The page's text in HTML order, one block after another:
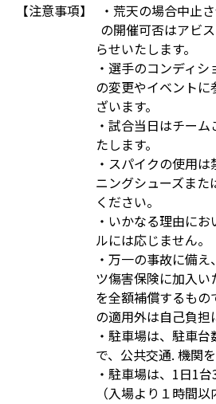
【注意事項】
・荒天の場合中止
の開催可否はアビ
らせいたします。
・選手のコンディ
の変更やイベント
ざいます。
・試合当日はチー
たします。
・スパイクの使用
ニングシューズま
ください。
・いかなる理由に
ルには応じません。
・万一の事故に備
ツ傷害保険に加入
を全額補償するも
の適用外は自己負担
・駐車場は、駐車
で、公共交通. 機関
・駐車場は、1日1台
（入場より１時間以